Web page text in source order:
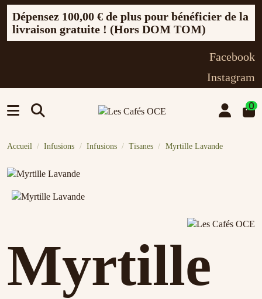
Dépensez 100,00 € de plus pour bénéficier de la
livraison gratuite ! (Hors DOM TOM)
Facebook
Instagram
0
Accueil Infusions Infusions Tisanes Myrtille Lavande
Myrtille